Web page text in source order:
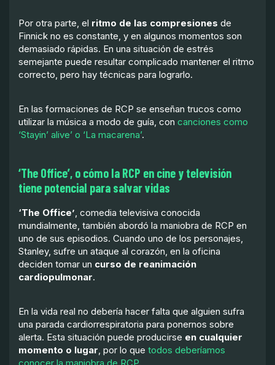
Por otra parte, el ritmo de las compresiones de
Finnick no es constante, y en algunos momentos son
demasiado rápidas. En una situación de estrés
semejante puede resultar complicado mantener el ritmo
correcto, pero hay técnicas para lograrlo.
En las formaciones de RCP se enseñan trucos como
utilizar la música a modo de guía, con canciones como
‘Stayin’ alive’ o ‘La macarena’.
‘The Office’, o cómo la RCP en cine y televisión
tiene potencial para salvar vidas
‘The Office’, comedia televisiva conocida
mundialmente, también abordó la maniobra de RCP en
uno de sus episodios. Cuando uno de los personajes,
Stanley, sufre un ataque al corazón, en la oficina
deciden tomar un curso de reanimación
cardiopulmonar.
En la vida real no debería hacer falta que alguien sufra
una parada cardiorrespiratoria para ponernos sobre
alerta. Esta situación puede producirse en cualquier
momento o lugar, por lo que todos deberíamos